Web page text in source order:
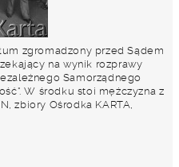
zgromadzony przed Sądem
na wynik rozprawy
Samorządnego
W środku stoi mężczyzna z
zbiory Ośrodka KARTA,